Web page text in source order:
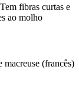
fibras curtas e
ao molho
macreuse (francês)